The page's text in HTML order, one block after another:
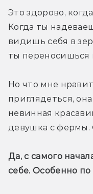
Это здорово,
Когда ты
видишь себя в
ты переносишься
Но что мне
приглядеться,
невинная
девушка с фермы.
Да, с самого
себе. Особенно